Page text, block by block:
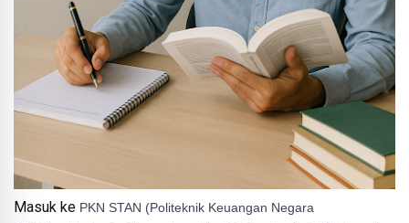
Masuk ke PKN STAN (Politeknik Keuangan Negara